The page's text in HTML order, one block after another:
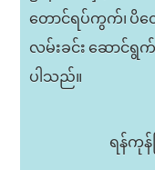
တောင်ရပ်ကွက်၊ ပိတ
လမ်းခင်း ဆောင်ရွက်ပ
ပါသည်။
ရန်ကု